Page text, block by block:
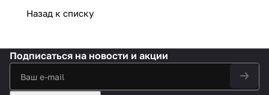
Назад к списку
Подписаться на новости и акции